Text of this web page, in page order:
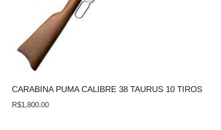
CARABINA PUMA CALIBRE 38 TAURUS 10 TIROS
R$1,800.00